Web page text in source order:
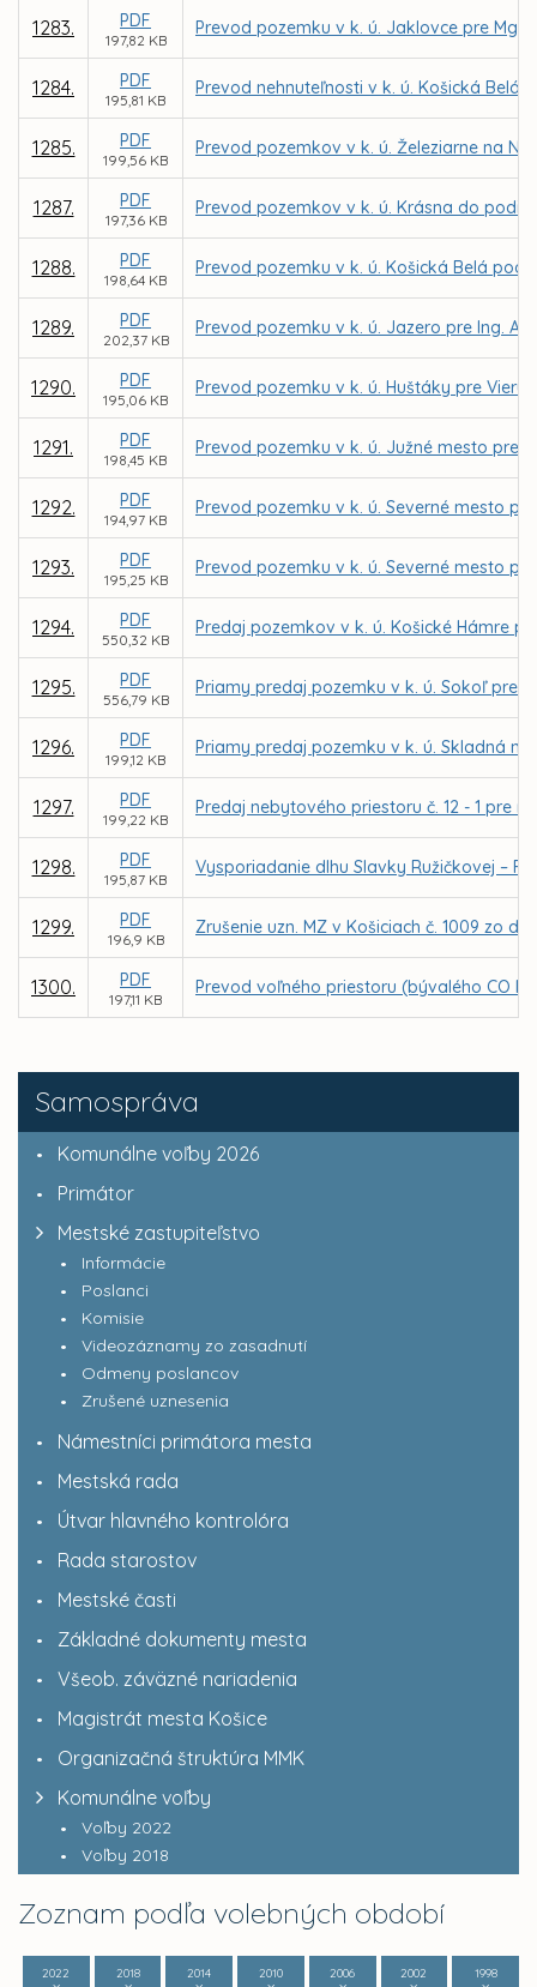
Samospráva
Komunálne voľby 2026
Primátor
Mestské zastupiteľstvo
Informácie
Poslanci
Komisie
Videozáznamy zo zasadnutí
Odmeny poslancov
Zrušené uznesenia
Námestníci primátora mesta
Mestská rada
Útvar hlavného kontrolóra
Rada starostov
Mestské časti
Základné dokumenty mesta
Všeob. záväzné nariadenia
Magistrát mesta Košice
Organizačná štruktúra MMK
Komunálne voľby
Voľby 2022
Voľby 2018
Zoznam podľa volebných období
2022
2018
2014
2010
2006
2002
1998
1283. PDF
197,82 KB
Prevod pozemku v k. ú. Jaklovce pre
1284. PDF
195,81 KB
Prevod nehnuteľnosti v k. ú. Košická Belá
1285. PDF
199,56 KB
Prevod pozemkov v k. ú. Železiarne na
1287. PDF
197,36 KB
Prevod pozemkov v k. ú. Krásna do
1288. PDF
198,64 KB
Prevod pozemku v k. ú. Košická Belá
1289. PDF
202,37 KB
Prevod pozemku v k. ú. Jazero pre Ing.
1290. PDF
195,06 KB
Prevod pozemku v k. ú. Huštáky pre Vieru
1291. PDF
198,45 KB
Prevod pozemku v k. ú. Južné mesto pre
1292. PDF
194,97 KB
Prevod pozemku v k. ú. Severné mesto
1293. PDF
195,25 KB
Prevod pozemku v k. ú. Severné mesto
1294. PDF
550,32 KB
Predaj pozemkov v k. ú. Košické Hámre
1295. PDF
556,79 KB
Priamy predaj pozemku v k. ú. Sokoľ pre
1296. PDF
199,12 KB
Priamy predaj pozemku v k. ú. Skladná
1297. PDF
199,22 KB
Predaj nebytového priestoru č. 12 - 1 pre
1298. PDF
195,87 KB
Vysporiadanie dlhu Slavky Ružičkovej –
1299. PDF
196,9 KB
Zrušenie uzn. MZ v Košiciach č. 1009 zo
1300. PDF
197,11 KB
Prevod voľného priestoru (bývalého CO